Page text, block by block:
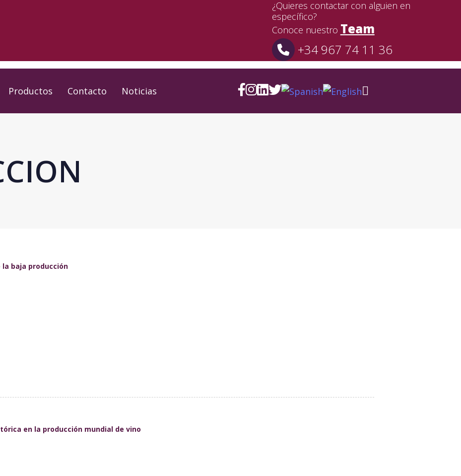
¿Quieres contactar con alguien en
específico?
Conoce nuestro Team
+34 967 74 11 36
Productos Contacto Noticias
baja producción
en la producción mundial de vino